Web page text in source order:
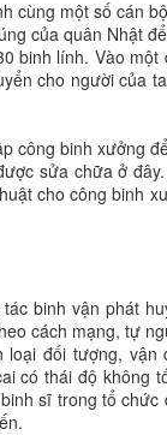
cùng một số cán
của quân Nhật
binh lính. Vào một
cho người của
công binh xưởng
sửa chữa ở
cho công binh
binh vận phát
cách mạng, tự
loại đối tượng, vận
có thái độ không
sĩ trong tổ chức